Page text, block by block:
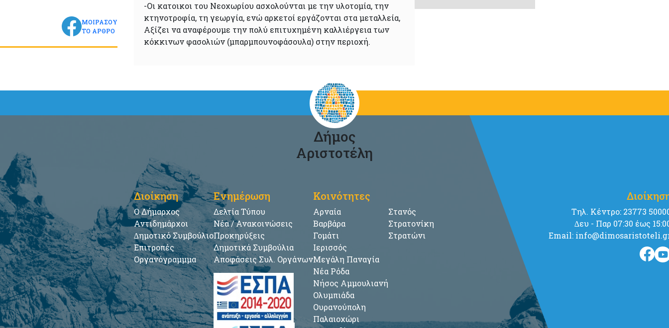
-Οι κατοικοι του Νεοχωρίου ασχολούνται με την υλοτομία, την
κτηνοτροφία, τη γεωργία, ενώ αρκετοί εργάζονται στα μεταλλεία,
Αξίζει να αναφέρουμε την πολύ επιτυχημένη καλλιέργεια των
κόκκινων φασολιών (μπαρμπουνοφάσουλα) στην περιοχή.
ΜΟΙΡΑΣΟΥ
ΤΟ ΑΡΘΡΟ
Δήμος
Αριστοτέλη
Διοίκηση
Ο Δήμαρχος
Αντιδημάρχοι
∆ημοτικό Συμβούλιο
Επιτροπές
Οργανόγραμμμα
Ενημέρωση
Δελτία Τύπου
Νέα / Ανακοινώσεις
Προκηρύξεις
Δημοτικά Συμβούλια
Αποφάσεις Συλ. Οργάνων
Κοινότητες
Αρναία
Βαρβάρα
Γομάτι
Ιερισσός
Μεγάλη Παναγία
Νέα Ρόδα
Νήσος Αμμουλιανή
Ολυμπιάδα
Ουρανούπολη
Παλαιοχώρι
Στανός
Στρατονίκη
Στρατώνι
Tηλ. Κέντρο: 23773
∆ευ - Παρ 07:30 έως
Email: